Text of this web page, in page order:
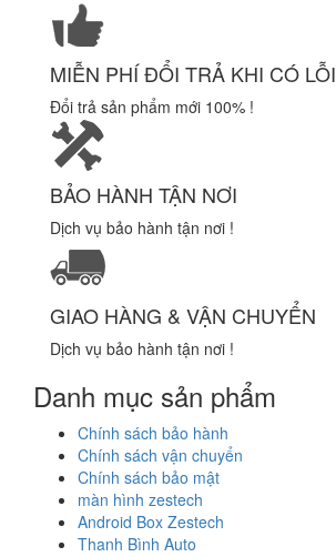
MIỄN PHÍ ĐỔI TRẢ KHI CÓ LỖI
Đổi trả sản phẩm mới 100% !
BẢO HÀNH TẬN NƠI
Dịch vụ bảo hành tận nơi !
GIAO HÀNG & VẬN CHUYỂN
Dịch vụ bảo hành tận nơi !
Danh mục sản phẩm
Chính sách bảo hành
Chính sách vận chuyển
Chính sách bảo mật
màn hình zestech
Android Box Zestech
Thanh Bình Auto